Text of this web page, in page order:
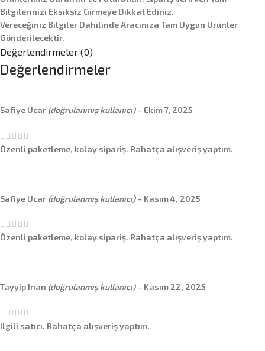
Bilgilerinizi Eksiksiz Girmeye Dikkat Ediniz.
Vereceğiniz Bilgiler Dahilinde Aracınıza Tam Uygun Ürünler
Gönderilecektir.
Değerlendirmeler (0)
Değerlendirmeler
Safiye Ucar (doğrulanmış kullanıcı) – Ekim 7, 2025
Özenli paketleme, kolay sipariş. Rahatça alışveriş yaptım.
Safiye Ucar (doğrulanmış kullanıcı) – Kasım 4, 2025
Özenli paketleme, kolay sipariş. Rahatça alışveriş yaptım.
Tayyip Inan (doğrulanmış kullanıcı) – Kasım 22, 2025
Ilgili satıcı. Rahatça alışveriş yaptım.